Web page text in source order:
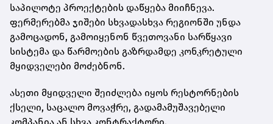
საპილოტე პროექტების დაწყება მიიჩნევა.
ფერმერებმა ჯიშები სხვადასხვა რეგიონში უნდა
გამოცადონ, გამოიყენონ წვეთოვანი სარწყავი
სისტემა და წარმოების გაზრდამდე კონკრეტული
მყიდველები მოძებნონ.
ასეთი მყიდველი შეიძლება იყოს რესტორნების
ქსელი, საცალო მოვაჭრე, გადამამუშავებელი